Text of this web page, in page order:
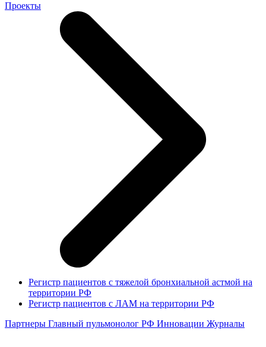
Проекты
Регистр пациентов с тяжелой бронхиальной астмой на
территории РФ
Регистр пациентов с ЛАМ на территории РФ
Партнеры Главный пульмонолог РФ Инновации Журналы